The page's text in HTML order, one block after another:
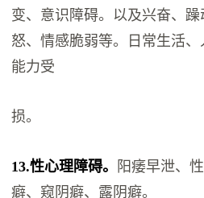
变、意识障碍。以及兴奋、
怒、情感脆弱等。日常生活
能力受
损。
13.性心理障碍。
阳痿早泄、
癖、窥阴癖、露阴癖。